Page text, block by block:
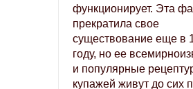
функционирует. Эта
прекратила свое
существование еще в
году, но ее
и популярные
купажей живут до сих